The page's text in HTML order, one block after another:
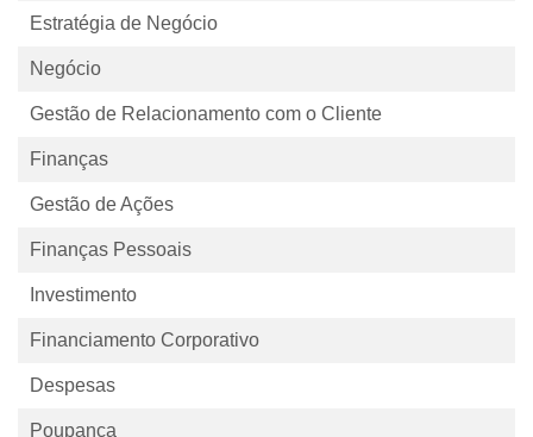
Estratégia de Negócio
Negócio
Gestão de Relacionamento com o Cliente
Finanças
Gestão de Ações
Finanças Pessoais
Investimento
Financiamento Corporativo
Despesas
Poupança